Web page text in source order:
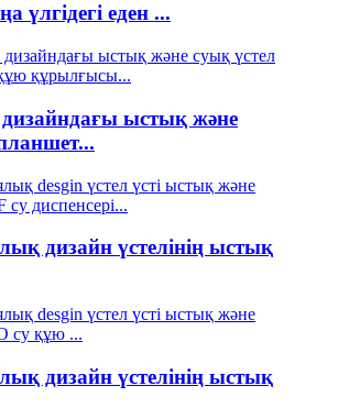
үлгідегі еден ...
ыстық және
дизайн үстелінің ыстық
дизайн үстелінің ыстық